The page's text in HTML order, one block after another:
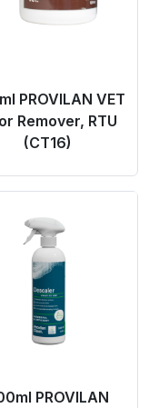
PROVILAN VET
Remover, RTU
(CT16)
Link
PROVILAN